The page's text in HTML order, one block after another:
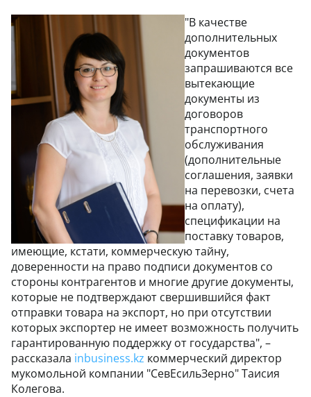
"В качестве
дополнительных
документов
запрашиваются все
вытекающие
документы из
договоров
транспортного
обслуживания
(дополнительные
соглашения, заявки
на перевозки, счета
на оплату),
спецификации на
поставку товаров,
имеющие, кстати, коммерческую тайну,
доверенности на право подписи документов со
стороны контрагентов и многие другие документы,
которые не подтверждают свершившийся факт
отправки товара на экспорт, но при отсутствии
которых экспортер не имеет возможность получить
гарантированную поддержку от государства", –
рассказала inbusiness.kz коммерческий директор
мукомольной компании "СевЕсильЗерно" Таисия
Колегова.